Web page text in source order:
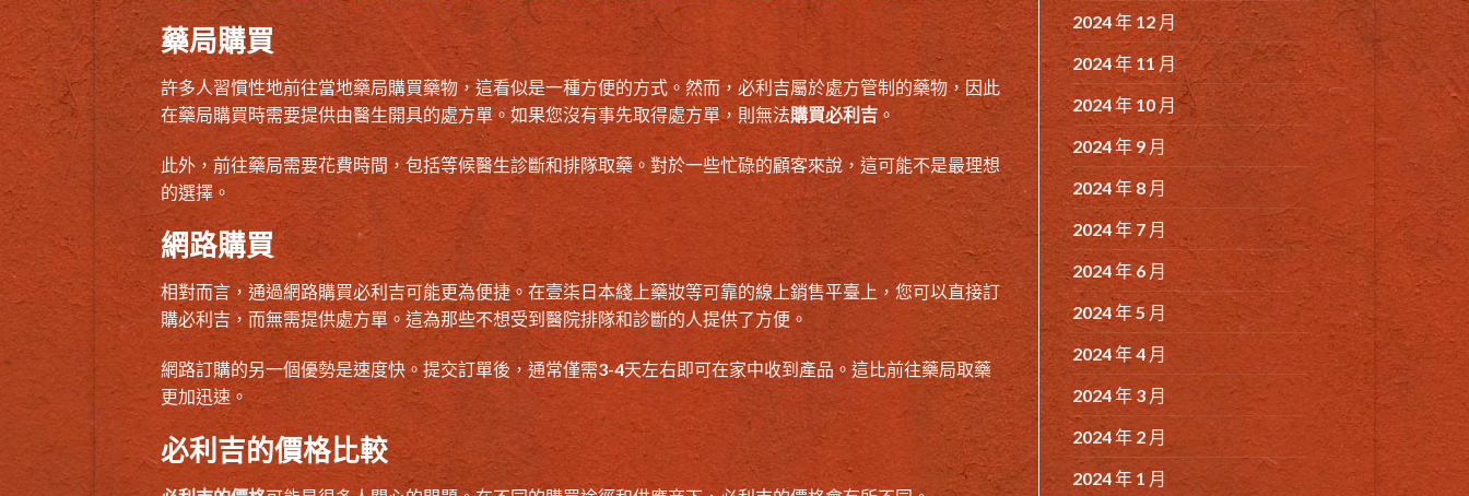
藥局購買
許多人習慣性地前往當地藥局購買藥物，這看似是一種方便的方式。然而，必利吉屬於處方管制的藥物，因此
在藥局購買時需要提供由醫生開具的處方單。如果您沒有事先取得處方單，則無法購買必利吉 。
此外，前往藥局需要花費時間，包括等候醫生診斷和排隊取藥。對於一些忙碌的顧客來說，這可能不是最理想
的選擇。
網路購買
相對而言，通過網路購買必利吉可能更為便捷。在壹柒日本綫上藥妝等可靠的線上銷售平臺上，您可以直接訂
購必利吉，而無需提供處方單。這為那些不想受到醫院排隊和診斷的人提供了方便。
網路訂購的另一個優勢是速度快。提交訂單後，通常僅需3-4天左右即可在家中收到產品。這比前往藥局取藥
更加迅速。
必利吉的價格比較
2024 年 12 月
2024 年 11 月
2024 年 10 月
2024 年 9 月
2024 年 8 月
2024 年 7 月
2024 年 6 月
2024 年 5 月
2024 年 4 月
2024 年 3 月
2024 年 2 月
2024 年 1 月